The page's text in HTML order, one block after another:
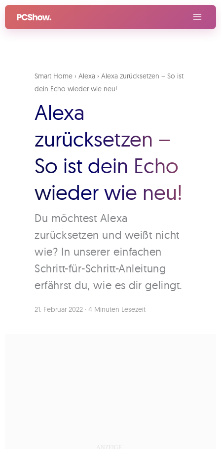
Zum
Inhalt
Smart Home ›Alexa ›Alexa zurücksetzen – So ist
dein Echo wieder wie neu!
Alexa
zurücksetzen –
So ist dein Echo
wieder wie neu!
Du möchtest Alexa
zurücksetzen und weißt nicht
wie? In unserer einfachen
Schritt-für-Schritt-Anleitung
erfährst du, wie es dir gelingt.
21. Februar 2022 ·4 Minuten Lesezeit